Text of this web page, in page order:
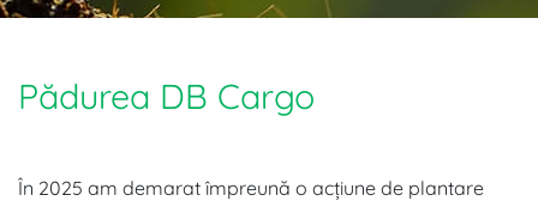
Pădurea DB Cargo
În 2025 am demarat împreună o acțiune de plantare